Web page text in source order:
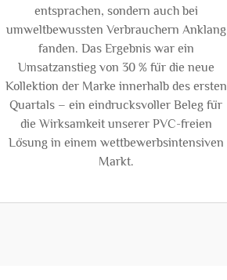
entsprachen, sondern auch bei
umweltbewussten Verbrauchern Anklang
fanden. Das Ergebnis war ein
Umsatzanstieg von 30 % für die neue
Kollektion der Marke innerhalb des ersten
Quartals – ein eindrucksvoller Beleg für
die Wirksamkeit unserer PVC-freien
Lösung in einem wettbewerbsintensiven
Markt.